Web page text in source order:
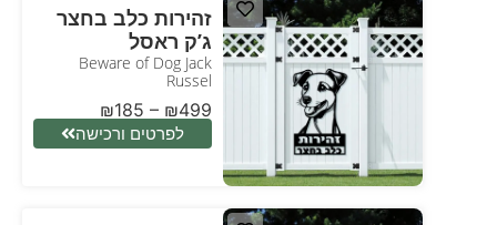
זהירות כלב בחצר
ג’ק ראסל
Beware of Dog Jаck
Russel
₪185 – ₪499
לפרטים ורכישה